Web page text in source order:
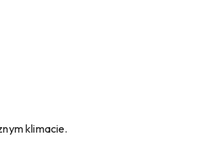
klimacie.